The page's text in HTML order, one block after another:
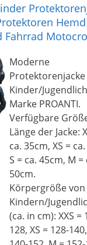
Hemd
Fahrrad
Moderne
Kinder/
Marke PROANTI.
Verfügbare
Länge der Jacke:
ca. 35cm, XS =
S = ca. 45cm, M =
50cm.
Körpergröße von
Kindern/
(ca. in cm): XXS =
128, XS = 128-